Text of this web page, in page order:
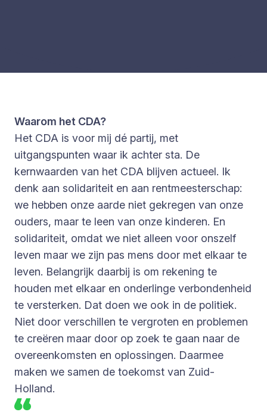
Waarom het CDA?
Het CDA is voor mij dé partij, met
uitgangspunten waar ik achter sta. De
kernwaarden van het CDA blijven actueel. Ik
denk aan solidariteit en aan rentmeesterschap:
we hebben onze aarde niet gekregen van onze
ouders, maar te leen van onze kinderen. En
solidariteit, omdat we niet alleen voor onszelf
leven maar we zijn pas mens door met elkaar te
leven. Belangrijk daarbij is om rekening te
houden met elkaar en onderlinge verbondenheid
te versterken. Dat doen we ook in de politiek.
Niet door verschillen te vergroten en problemen
te creëren maar door op zoek te gaan naar de
overeenkomsten en oplossingen. Daarmee
maken we samen de toekomst van Zuid-
Holland.